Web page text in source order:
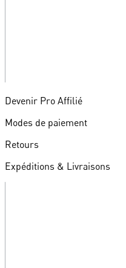
Devenir Pro Affilié
Modes de paiement
Retours
Expéditions & Livraisons